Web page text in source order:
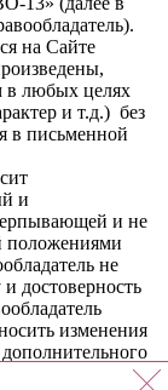
на Сайте
в любых целях
и т.д.) без
в письменной
и
и не
положениями
не
достоверность
изменения